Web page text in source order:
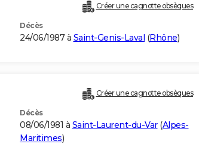
Créer une cagnotte obsèques
Décès
24/06/1987 à Saint-Genis-Laval (Rhône)
Créer une cagnotte obsèques
Décès
08/06/1981 à Saint-Laurent-du-Var(Alpes-
Maritimes)